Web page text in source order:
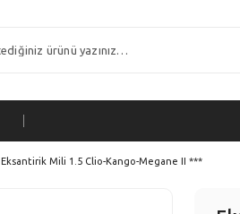
Eksantirik Mili 1.5 Clio-Kango-Megane II ***